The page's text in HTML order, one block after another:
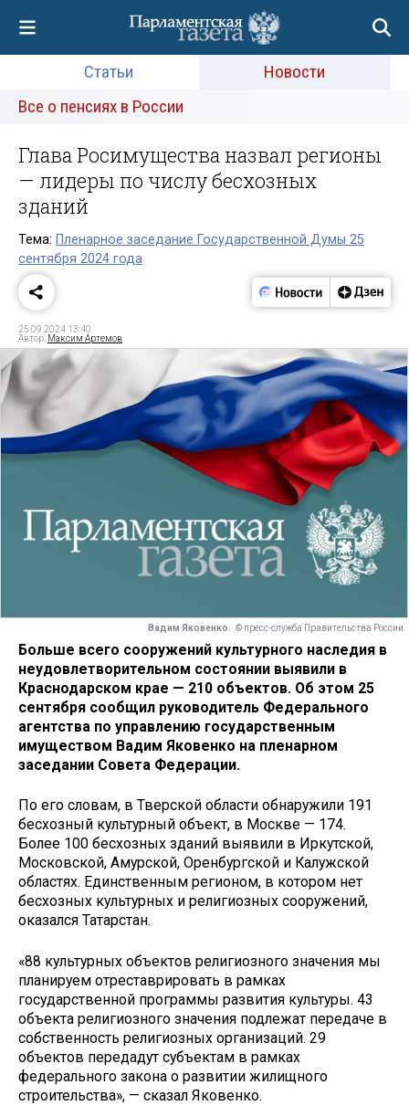
Статьи
Новости
Все о пенсиях в России
Глава Росимущества назвал регионы
— лидеры по числу бесхозных
зданий
Тема: Пленарное заседание Государственной Думы 25
сентября 2024 года
25.09.2024 13:40
Автор: Максим Артемов
Вадим Яковенко. © пресс-служба Правительства России
Больше всего сооружений культурного наследия в
неудовлетворительном состоянии выявили в
Краснодарском крае — 210 объектов. Об этом 25
сентября сообщил руководитель Федерального
агентства по управлению государственным
имуществом Вадим Яковенко на пленарном
заседании Совета Федерации.
По его словам, в Тверской области обнаружили 191
бесхозный культурный объект, в Москве — 174.
Более 100 бесхозных зданий выявили в Иркутской,
Московской, Амурской, Оренбургской и Калужской
областях. Единственным регионом, в котором нет
бесхозных культурных и религиозных сооружений,
оказался Татарстан.
«88 культурных объектов религиозного значения мы
планируем отреставрировать в рамках
государственной программы развития культуры. 43
объекта религиозного значения подлежат передаче в
собственность религиозных организаций. 29
объектов передадут субъектам в рамках
федерального закона о развитии жилищного
строительства», — сказал Яковенко.